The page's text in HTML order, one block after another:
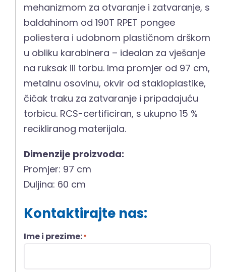
mehanizmom za otvaranje i zatvaranje, s
baldahinom od 190T RPET pongee
poliestera i udobnom plastičnom drškom
u obliku karabinera – idealan za vješanje
na ruksak ili torbu. Ima promjer od 97 cm,
metalnu osovinu, okvir od stakloplastike,
čičak traku za zatvaranje i pripadajuću
torbicu. RCS-certificiran, s ukupno 15 %
recikliranog materijala.
Dimenzije proizvoda:
Promjer: 97 cm
Duljina: 60 cm
Kontaktirajte nas:
Ime i prezime:*